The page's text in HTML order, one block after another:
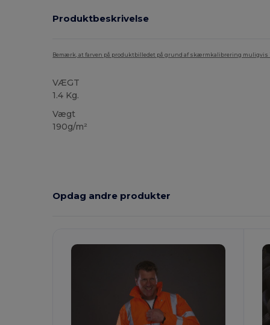
Produktbeskrivelse
Bemærk, at farven på produktbilledet på grund af skærmkalibrering
VÆGT
1.4 Kg.
Vægt
190g/m²
Opdag andre produkter